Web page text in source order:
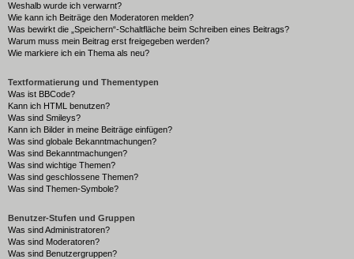
Weshalb wurde ich verwarnt?
Wie kann ich Beiträge den Moderatoren melden?
Was bewirkt die „Speichern“-Schaltfläche beim Schreiben eines Beitrags?
Warum muss mein Beitrag erst freigegeben werden?
Wie markiere ich ein Thema als neu?
Textformatierung und Thementypen
Was ist BBCode?
Kann ich HTML benutzen?
Was sind Smileys?
Kann ich Bilder in meine Beiträge einfügen?
Was sind globale Bekanntmachungen?
Was sind Bekanntmachungen?
Was sind wichtige Themen?
Was sind geschlossene Themen?
Was sind Themen-Symbole?
Benutzer-Stufen und Gruppen
Was sind Administratoren?
Was sind Moderatoren?
Was sind Benutzergruppen?